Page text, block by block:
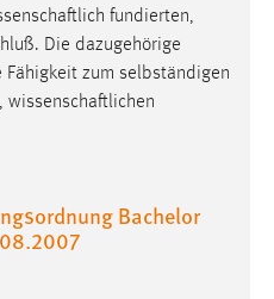
fundierten,
Die dazugehörige
zum selbständigen
wissenschaftlichen
Bachelor